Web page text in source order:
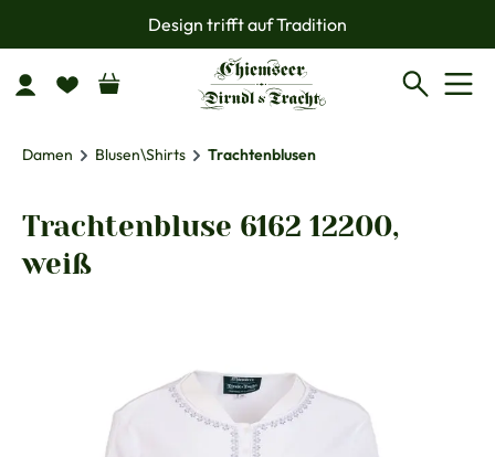
Zum Hauptinhalt springenDesign trifft auf Tradition
Damen Blusen\Shirts Trachtenblusen
Trachtenbluse 6162 12200,
weiß